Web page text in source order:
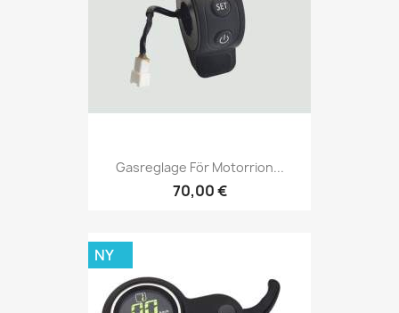
Gasreglage För Motorrion...
70,00 €
NY